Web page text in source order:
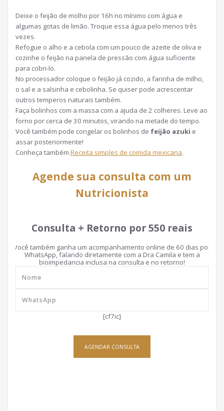
Deixe o feijão de molho por 16h no mínimo com água e
algumas gotas de limão. Troque essa água pelo menos três
vezes.
Refogue o alho e a cebola com um pouco de azeite de oliva e
cozinhe o feijão na panela de pressão com água suficiente
para cobri-lo.
No processador coloque o feijão já cozido, a farinha de milho,
o sal e a salsinha e cebolinha. Se quiser pode acrescentar
outros temperos naturais também.
Faça bolinhos com a massa com a ajuda de 2 colheres. Leve ao
forno por cerca de 30 minutos, virando na metade do tempo.
Você também pode congelar os bolinhos de feijão azuki e
assar posteriormente!
Conheça também Receita simples de comida mexicana.
Agende sua consulta com um
Nutricionista
Consulta + Retorno por 550 reais
Você também ganha um acompanhamento online de 60 dias por
WhatsApp, falando diretamente com a Dra Camila e tem a
bioimpedancia inclusa na consulta e no retorno!
[cf7ic]
AGENDAR CONSULTA